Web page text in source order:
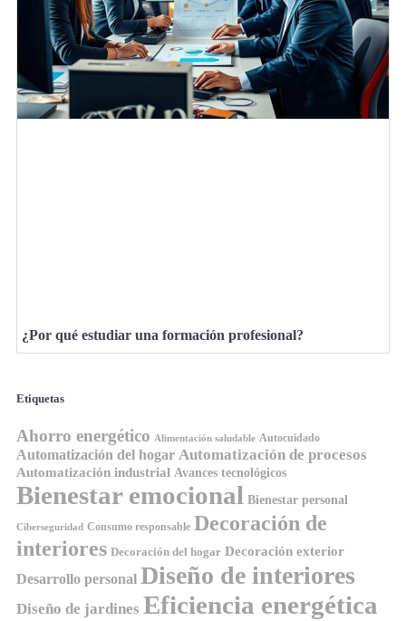
¿Por qué estudiar una formación profesional?
Etiquetas
Ahorro energético Alimentación saludable Autocuidado
Automatización del hogar Automatización de procesos
Automatización industrial Avances tecnológicos
Bienestar emocional Bienestar personal
Ciberseguridad Consumo responsable Decoración de
interiores Decoración del hogar Decoración exterior
Desarrollo personal Diseño de interiores
Diseño de jardines Eficiencia energética